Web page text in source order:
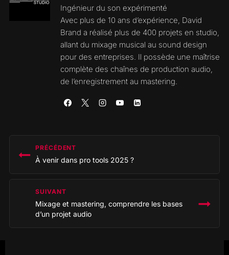
Ingénieur du son expérimenté
Avec plus de 10 ans d’expérience, David
Brand a réalisé plus de 400 projets en studio,
allant du mixage musical au sound design
pour des entreprises. Il possède une maîtrise
complète des chaînes de production audio,
de l’enregistrement au mastering.
PRÉCÉDENT
À venir dans pro tools 2025 ?
SUIVANT
Mixage et mastering, comprendre les bases
d’un projet audio